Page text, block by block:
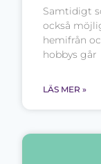
Samtidigt
också
hemifrån
hobbys går
LÄS MER »